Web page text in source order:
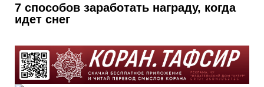
7 способов заработать награду, когда
идет снег